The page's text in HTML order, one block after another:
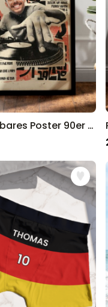
Personalisierbares Poster 90er DJ mit Foto